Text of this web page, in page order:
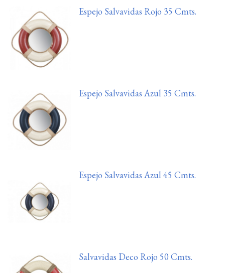
Espejo Salvavidas Rojo 35 Cmts.
Espejo Salvavidas Azul 35 Cmts.
Espejo Salvavidas Azul 45 Cmts.
Salvavidas Deco Rojo 50 Cmts.